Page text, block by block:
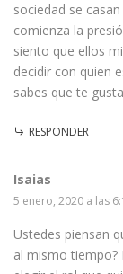
sociedad se
comienza la
siento que ellos
decidir con quien
sabes que te
RESPONDER
Isaias
5 enero, 2020 a las
Ustedes piensan
al mismo tiempo?